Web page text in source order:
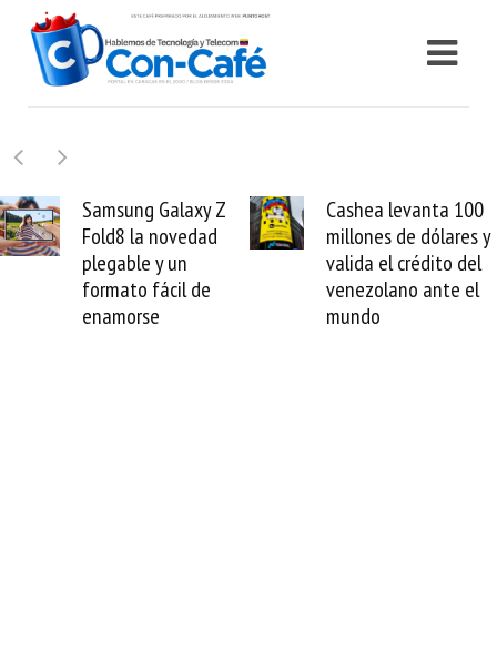
Samsung Galaxy Z
Fold8 la novedad
plegable y un
formato fácil de
enamorse
Cashea levanta 100
millones de dólares y
valida el crédito del
venezolano ante el
mundo